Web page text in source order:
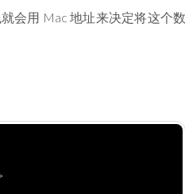
会用 Mac 地址来决定将这个数